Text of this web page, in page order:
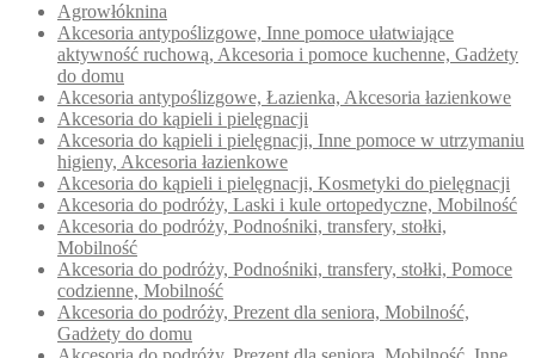
stronie
Agrowłóknina
Akcesoria antypoślizgowe, Inne pomoce ułatwiające
aktywność ruchową, Akcesoria i pomoce kuchenne, Gadżety
do domu
Akcesoria antypoślizgowe, Łazienka, Akcesoria łazienkowe
Akcesoria do kąpieli i pielęgnacji
Akcesoria do kąpieli i pielęgnacji, Inne pomoce w utrzymaniu
higieny, Akcesoria łazienkowe
Akcesoria do kąpieli i pielęgnacji, Kosmetyki do pielęgnacji
Akcesoria do podróży, Laski i kule ortopedyczne, Mobilność
Akcesoria do podróży, Podnośniki, transfery, stołki,
Mobilność
Akcesoria do podróży, Podnośniki, transfery, stołki, Pomoce
codzienne, Mobilność
Akcesoria do podróży, Prezent dla seniora, Mobilność,
Gadżety do domu